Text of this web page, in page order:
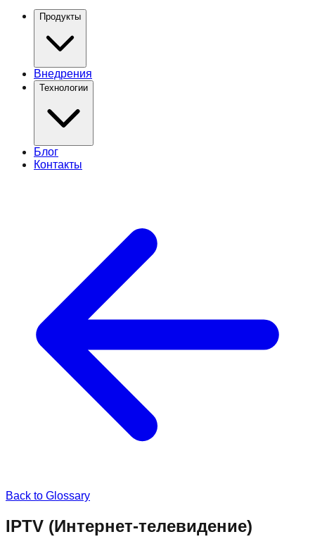
Продукты
Внедрения
Технологии
Блог
Контакты
Back to Glossary
IPTV (Интернет-телевидение)